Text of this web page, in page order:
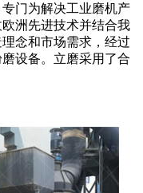
门为解决工业磨机产
洲先进技术并结合我
念和市场需求，经过
设备。立磨采用了合